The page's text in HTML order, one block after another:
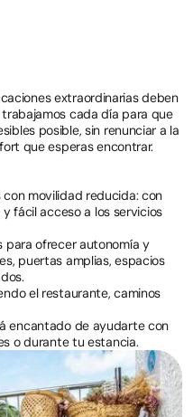
extraordinarias deben
cada día para que
posible, sin renunciar a la
que esperas encontrar.
movilidad reducida: con
fácil acceso a los servicios
para ofrecer autonomía y
puertas amplias, espacios
el restaurante, caminos
encantado de ayudarte con
o durante tu estancia.